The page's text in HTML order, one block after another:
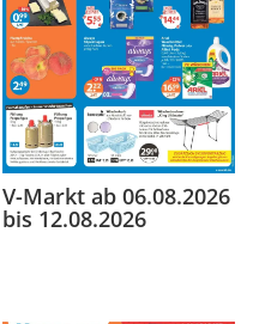
V-Markt ab 06.08.2026
bis 12.08.2026